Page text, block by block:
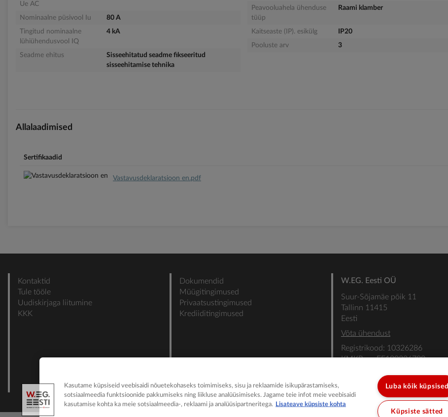
Ue AC
Nominaalne püsivool Iu
80 A
Tingitud nominaalne
lühiühendusvool IQ
4 kA
Seadme ehitus
Sisseehitatud seadme fikseeritud
sisseehitamise tehnika
Peavooluahela ühenduse
tüüp
Raami klamber
Kaitseaste (IP). esikülg
IP20
Pooluste arv
3
Allalaadimised
Sertifikaadid
Vastavusdeklaratsioon en.pdf
Kontaktid
Tule tööle
Uudiskirjaga liitumine
KKK
Dokumendid
Müügitingimused
Privaatsustingimused
Krediiditingimused
W.EG. Eesti OÜ
Suur-Sõjamäe põik 11
Tallinn 11415
Eesti
Võta ühendust
Registrikood: 10326286
KMKR nr: EE100336700
SWIFT: EEUHEE2X
Kasutame küpsiseid veebisaidi nõuetekohaseks toimimiseks, sisu ja reklaamide isikupärastamiseks,
sotsiaalmeedia funktsioonide pakkumiseks ning liikluse analüüsimiseks. Jagame teie infot meie veebisaidi
kasutamise kohta ka meie sotsiaalmeedia-, reklaami ja analüüsipartneritega.
Lisateave küpsiste kohta
Luba kõik küpsised
Küpsiste sätted